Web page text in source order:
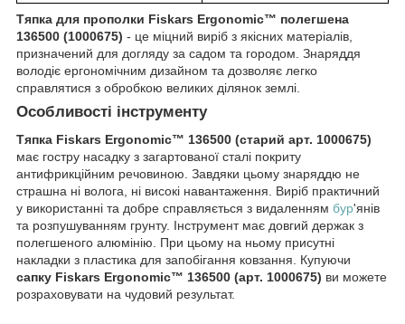
Тяпка для прополки Fiskars Ergonomic™ полегшена
136500 (1000675) - це міцний виріб з якісних матеріалів,
призначений для догляду за садом та городом. Знаряддя
володіє ергономічним дизайном та дозволяє легко
справлятися з обробкою великих ділянок землі.
Особливості інструменту
Тяпка Fiskars Ergonomic™ 136500 (старий арт. 1000675)
має гостру насадку з загартованої сталі покриту
антифрикційним речовиною. Завдяки цьому знаряддю не
страшна ні волога, ні високі навантаження. Виріб практичний
у використанні та добре справляється з видаленням бур'янів
та розпушуванням грунту. Інструмент має довгий держак з
полегшеного алюмінію. При цьому на ньому присутні
накладки з пластика для запобігання ковзання. Купуючи
сапку Fiskars Ergonomic™ 136500 (арт. 1000675) ви можете
розраховувати на чудовий результат.